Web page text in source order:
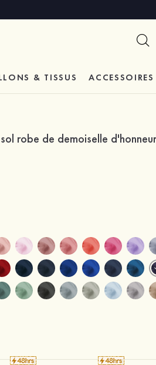
& TISSUS ACCESSOIRES
robe de demoiselle